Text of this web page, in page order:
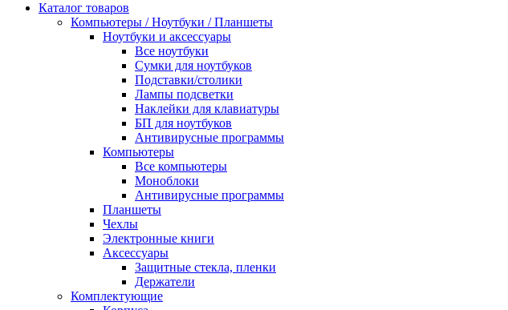
Каталог товаров
Компьютеры / Ноутбуки / Планшеты
Ноутбуки и аксессуары
Все ноутбуки
Сумки для ноутбуков
Подставки/столики
Лампы подсветки
Наклейки для клавиатуры
БП для ноутбуков
Антивирусные программы
Компьютеры
Все компьютеры
Моноблоки
Антивирусные программы
Планшеты
Чехлы
Электронные книги
Аксессуары
Защитные стекла, пленки
Держатели
Комплектующие